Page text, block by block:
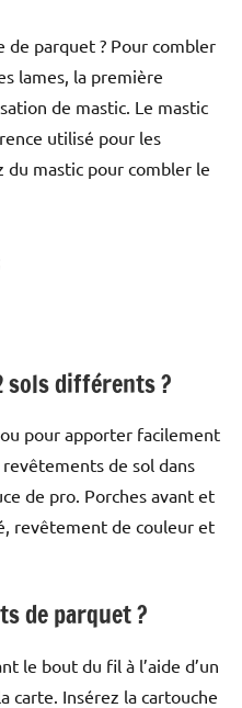
de parquet ? Pour combler
lames, la première
de mastic. Le mastic
utilisé pour les
mastic pour combler le
sols différents ?
pour apporter facilement
de sol dans
de pro. Porches avant et
revêtement de couleur et
de parquet ?
le bout du fil à l’aide d’un
carte. Insérez la cartouche